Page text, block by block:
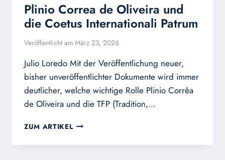
Plinio Correa de Oliveira und
die Coetus Internationali Patrum
Veröffentlicht am März 23, 2026
Julio Loredo Mit der Veröffentlichung neuer,
bisher unveröffentlichter Dokumente wird immer
deutlicher, welche wichtige Rolle Plinio Corrêa
de Oliveira und die TFP (Tradition,…
ZUM ARTIKEL PLINIO
DE